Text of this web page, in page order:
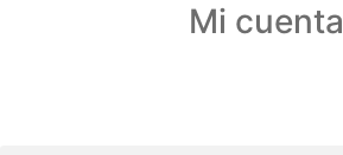
Mi cuenta